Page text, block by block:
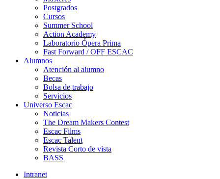
Postgrados
Cursos
Summer School
Action Academy
Laboratorio Ópera Prima
Fast Forward / OFF ESCAC
Alumnos
Atención al alumno
Becas
Bolsa de trabajo
Servicios
Universo Escac
Noticias
The Dream Makers Contest
Escac Films
Escac Talent
Revista Corto de vista
BASS
Intranet